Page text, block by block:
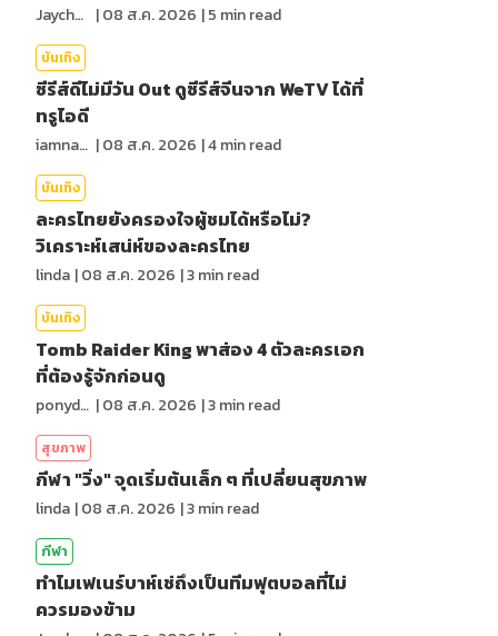
Jaychou |08 ส.ค. 2026 |5 min read
บันเทิง
ซีรีส์ดีไม่มีวัน Out ดูซีรีส์จีนจาก WeTV ได้ที่
ทรูไอดี
iamnan23 |08 ส.ค. 2026 |4min read
บันเทิง
ละครไทยยังครองใจผู้ชมได้หรือไม่?
วิเคราะห์เสน่ห์ของละครไทย
linda |08 ส.ค. 2026 |3min read
บันเทิง
Tomb Raider King พาส่อง 4 ตัวละครเอก
ที่ต้องรู้จักก่อนดู
ponydiary |08 ส.ค. 2026 |3min read
สุขภาพ
กีฬา "วิ่ง" จุดเริ่มต้นเล็ก ๆ ที่เปลี่ยนสุขภาพ
linda |08 ส.ค. 2026 |3min read
กีฬา
ทำไมเฟเนร์บาห์เช่ถึงเป็นทีมฟุตบอลที่ไม่
ควรมองข้าม